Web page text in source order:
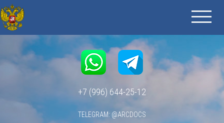
+7 (996) 644-25-12
TELEGRAM: @ARCDOCS